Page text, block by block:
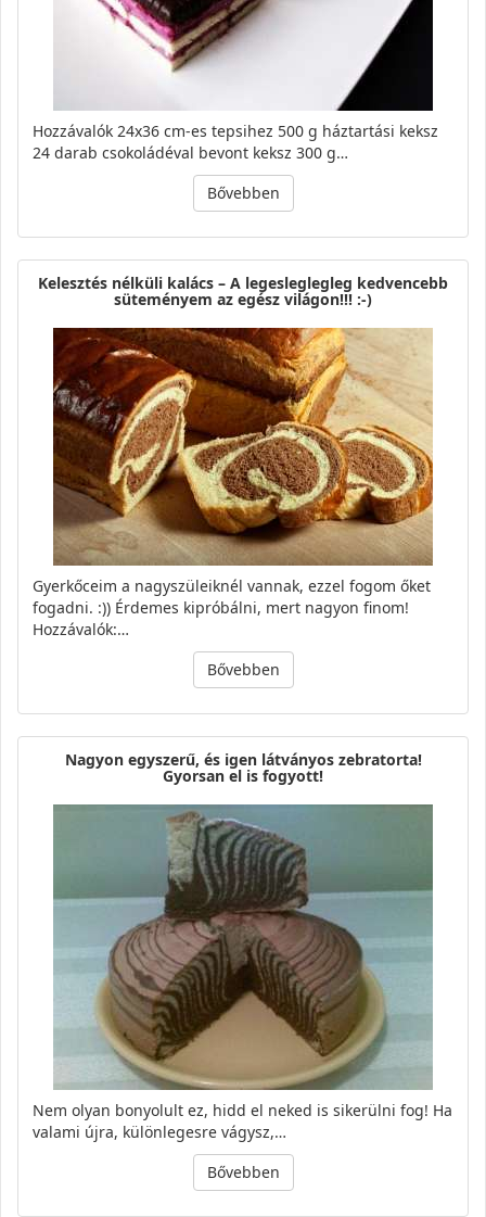
Hozzávalók 24x36 cm-es tepsihez 500 g háztartási keksz
24 darab csokoládéval bevont keksz 300 g…
Bővebben
Kelesztés nélküli kalács – A legesleglegleg kedvencebb
süteményem az egész világon!!! :-)
Gyerkőceim a nagyszüleiknél vannak, ezzel fogom őket
fogadni. :)) Érdemes kipróbálni, mert nagyon finom!
Hozzávalók:…
Bővebben
Nagyon egyszerű, és igen látványos zebratorta!
Gyorsan el is fogyott!
Nem olyan bonyolult ez, hidd el neked is sikerülni fog! Ha
valami újra, különlegesre vágysz,…
Bővebben